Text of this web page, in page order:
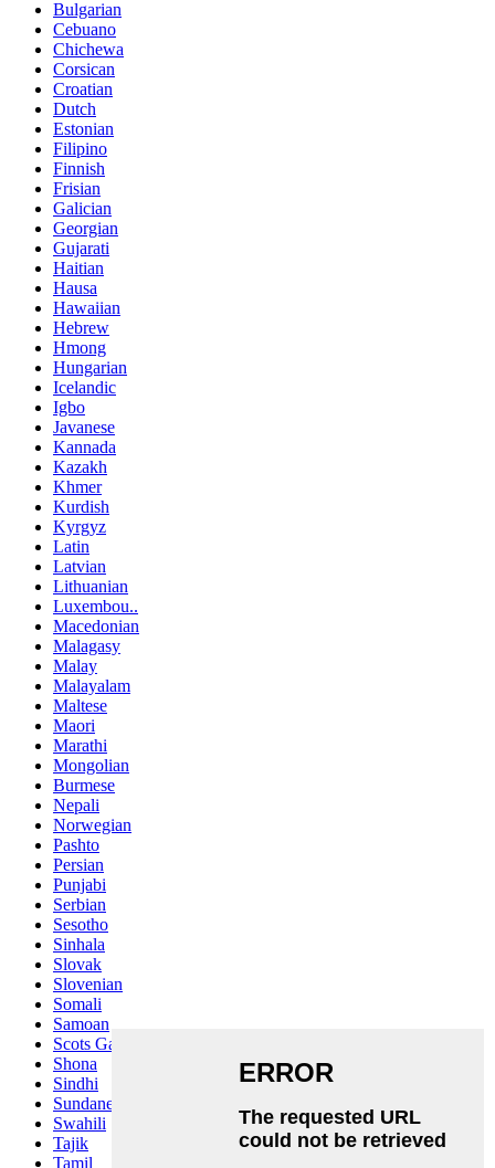
Bulgarian
Cebuano
Chichewa
Corsican
Croatian
Dutch
Estonian
Filipino
Finnish
Frisian
Galician
Georgian
Gujarati
Haitian
Hausa
Hawaiian
Hebrew
Hmong
Hungarian
Icelandic
Igbo
Javanese
Kannada
Kazakh
Khmer
Kurdish
Kyrgyz
Latin
Latvian
Lithuanian
Luxembou..
Macedonian
Malagasy
Malay
Malayalam
Maltese
Maori
Marathi
Mongolian
Burmese
Nepali
Norwegian
Pashto
Persian
Punjabi
Serbian
Sesotho
Sinhala
Slovak
Slovenian
Somali
Samoan
Scots Gaelic
Shona
Sindhi
Sundanese
Swahili
Tajik
Tamil